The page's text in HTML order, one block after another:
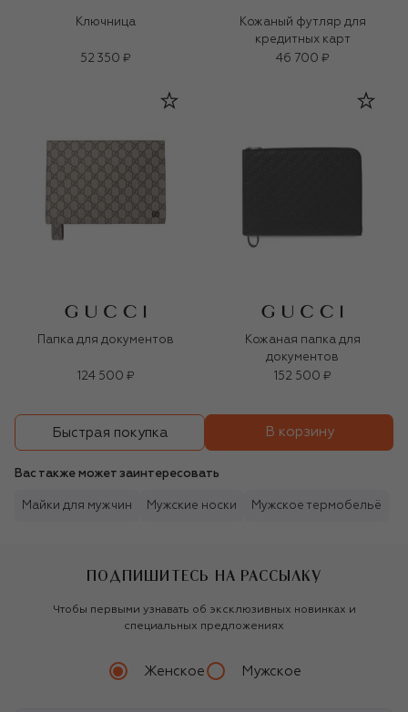
Ключница
52 350 ₽
Кожаный футляр для
кредитных карт
46 700 ₽
Папка для документов
124 500 ₽
Кожаная папка для
документов
152 500 ₽
Быстрая покупка В корзину
Вас также может заинтересовать
Майки для мужчин Мужские носки Мужское термобельё
ПОДПИШИТЕСЬ НА РАССЫЛКУ
Чтобы первыми узнавать об эксклюзивных новинках и
специальных предложениях
Женское Мужское